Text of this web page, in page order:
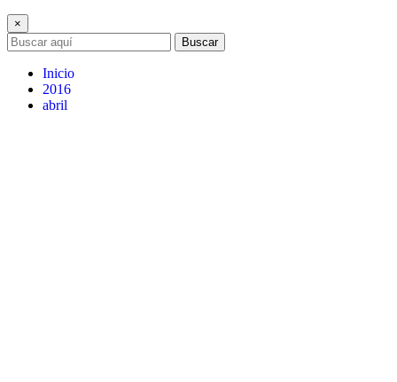
×
Buscar
Inicio
2016
abril